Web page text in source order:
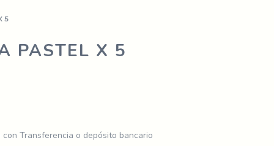
5
PASTEL X 5
con Transferencia o depósito bancario